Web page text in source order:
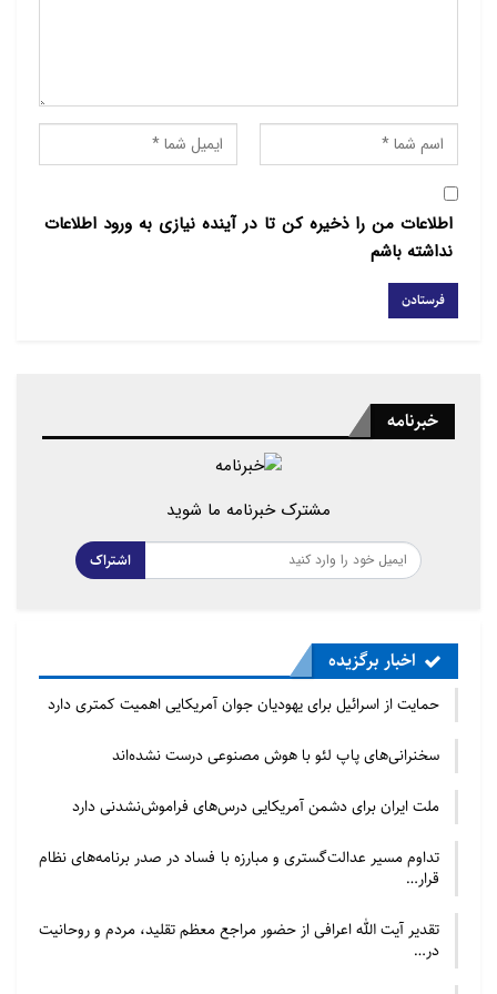
منبع : ابنا
اطلاعات من را ذخیره کن تا در آینده نیازی به ورود اطلاعات
نداشته باشم
خبرنامه
مشترک خبرنامه ما شوید
اشتراک
اخبار برگزیده
حمایت از اسرائیل برای یهودیان جوان آمریکایی اهمیت کمتری دارد
سخنرانی‌های پاپ لئو با هوش مصنوعی درست نشده‌اند
ملت ایران برای دشمن آمریکایی درس‌های فراموش‌نشدنی دارد
تداوم مسیر عدالت‌گستری و مبارزه با فساد در صدر برنامه‌های نظام
قرار…
تقدیر آیت الله اعرافی از حضور مراجع معظم تقلید، مردم و روحانیت
در…